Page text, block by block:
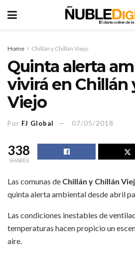
Home Chillán y Chillán Viejo
Quinta alerta
vivirá en Chillán
Viejo
Por FJ Global 07/05/2018
338
SHARES
Las comunas de Chillán y Chillán
quinta alerta ambiental desde abril
Las condiciones inestables de
temperaturas hacen propicio un
aire.